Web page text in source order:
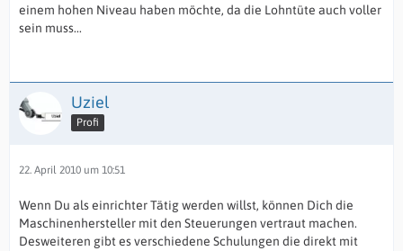
einem hohen Niveau haben möchte, da die Lohntüte auch voller
sein muss...
Uziel
Profi
22. April 2010 um 10:51
Wenn Du als einrichter Tätig werden willst, können Dich die
Maschinenhersteller mit den Steuerungen vertraut machen.
Desweiteren gibt es verschiedene Schulungen die direkt mit